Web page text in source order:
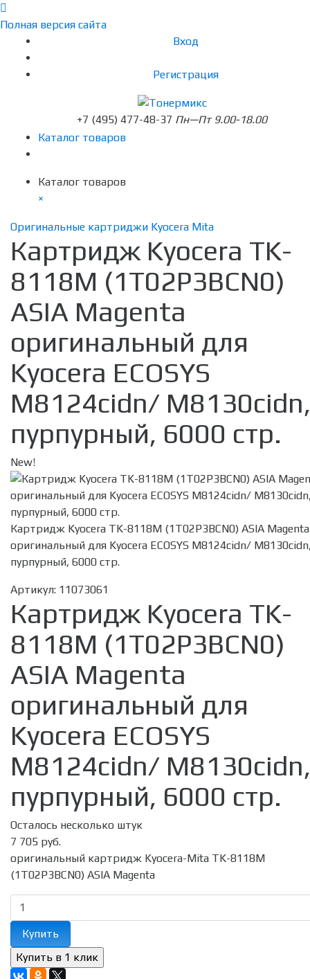
Полная версия сайта
Вход
Регистрация
+7 (495) 477-48-37 Пн—Пт 9.00-18.00
Каталог товаров
Каталог товаров
×
Оригинальные картриджи Kyocera Mita
Картридж Kyocera TK-
8118M (1T02P3BCN0)
ASIA Magenta
оригинальный для
Kyocera ECOSYS
M8124cidn/ M8130cidn,
пурпурный, 6000 стр.
New!
Картридж Kyocera TK-8118M (1T02P3BCN0) ASIA Magenta
оригинальный для Kyocera ECOSYS M8124cidn/
пурпурный, 6000 стр.
Артикул: 11073061
Картридж Kyocera TK-
8118M (1T02P3BCN0)
ASIA Magenta
оригинальный для
Kyocera ECOSYS
M8124cidn/ M8130cidn,
пурпурный, 6000 стр.
Осталось несколько штук
7 705 руб.
оригинальный картридж Kyocera-Mita TK-8118M
(1T02P3BCN0) ASIA Magenta
Купить